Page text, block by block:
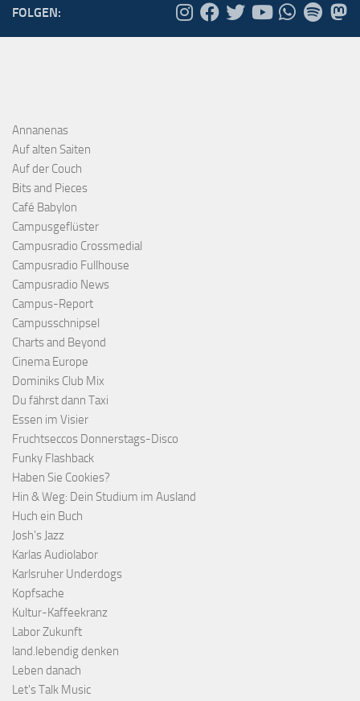
FOLGEN:
Annanenas
Auf alten Saiten
Auf der Couch
Bits and Pieces
Café Babylon
Campusgeflüster
Campusradio Crossmedial
Campusradio Fullhouse
Campusradio News
Campus-Report
Campusschnipsel
Charts and Beyond
Cinema Europe
Dominiks Club Mix
Du fährst dann Taxi
Essen im Visier
Fruchtseccos Donnerstags-Disco
Funky Flashback
Haben Sie Cookies?
Hin & Weg: Dein Studium im Ausland
Huch ein Buch
Josh's Jazz
Karlas Audiolabor
Karlsruher Underdogs
Kopfsache
Kultur-Kaffeekranz
Labor Zukunft
land.lebendig denken
Leben danach
Let's Talk Music